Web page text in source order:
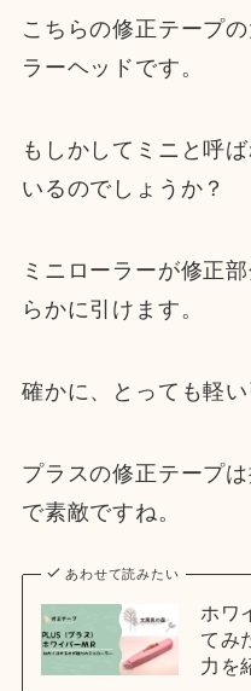
こちらの修正テープ
ラーヘッドです。
もしかしてミニと呼
いるのでしょうか？
ミニローラーが修正
らかに引けます。
確かに、とっても軽い
プラスの修正テープ
で素敵ですね。
あわせて読みたい
ホワ
てみ
力を